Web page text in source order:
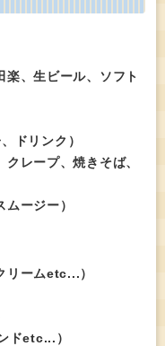
楽、生ビール、ソフト
ドリンク）
レープ、焼きそば、
ージー）
リームetc...）
ドetc...）